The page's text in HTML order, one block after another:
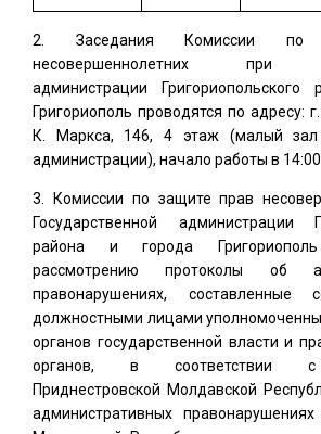
Заседания Комиссии
несовершеннолетних при
администрации
Григориополь проводятся по адресу:
К. Маркса, 146, 4 этаж (малый зал
администрации), начало работы в 14:00
Комиссии по защите прав
Государственной администрации
района и города
рассмотрению протоколы об
правонарушениях, составленные
должностными лицами
органов государственной власти и
органов, в соответствии с
Приднестровской Молдавской
административных правонарушениях